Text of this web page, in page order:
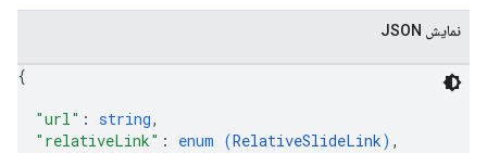
نمایش JSON
{
"url" : string,
"relativeLink" : enum (RelativeSlideLink) ,